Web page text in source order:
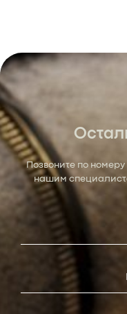
Позвоните по номеру
нашим